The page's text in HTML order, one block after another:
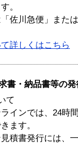
。
佐川急便」また
詳しくはこちら
書・納品書等の
て
インでは、24時
ます。
積書発行には、